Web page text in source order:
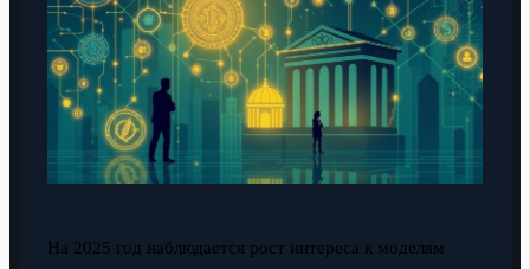
На 2025 год наблюдается рост интереса к моделям